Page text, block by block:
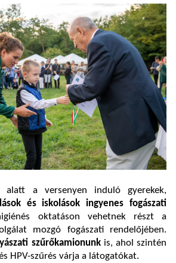
alatt a versenyen induló gyerekek,
és iskolások ingyenes fogászati
oktatáson vehetnek részt a
mozgó fogászati rendelőjében.
szűrőkamionunkis, ahol szintén
HPV-szűrés várja a látogatókat.